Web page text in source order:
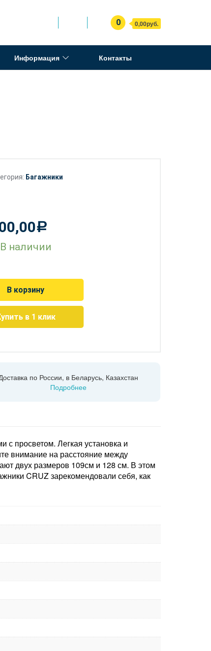
0 0,00руб.
Информация Контакты
Багажники
Р
В наличии
В корзину
в 1 клик
по России, в Беларусь, Казахстан
Подробнее
просветом. Легкая установка и
внимание на расстояние между
двух размеров 109см и 128 см. В этом
CRUZ зарекомендовали себя, как